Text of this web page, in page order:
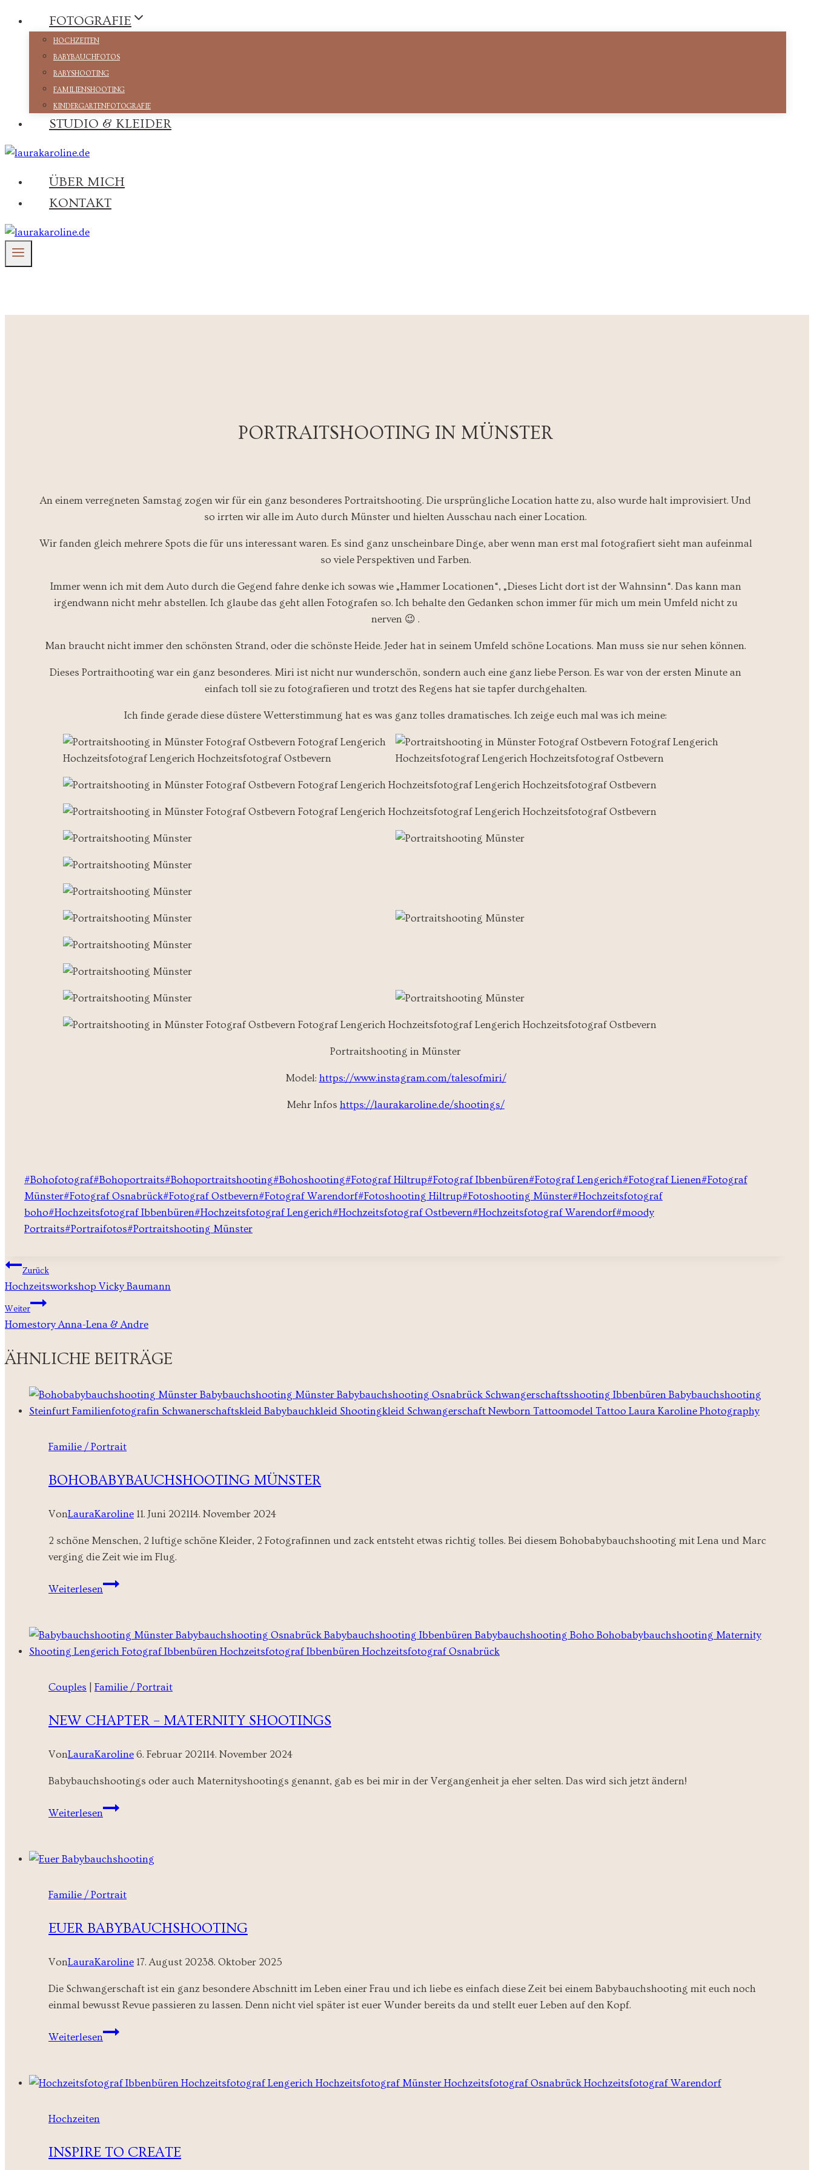
Zum
Inhalt
FOTOGRAFIE
HOCHZEITEN
BABYBAUCHFOTOS
BABYSHOOTING
FAMILIENSHOOTING
KINDERGARTENFOTOGRAFIE
STUDIO & KLEIDER
ÜBER MICH
KONTAKT
PORTRAITSHOOTING IN MÜNSTER
An einem verregneten Samstag zogen wir für ein ganz besonderes Portraitshooting. Die ursprüngliche Location hatte zu, also wurde halt improvisiert. Und
so irrten wir alle im Auto durch Münster und hielten Ausschau nach einer Location.
Wir fanden gleich mehrere Spots die für uns interessant waren. Es sind ganz unscheinbare Dinge, aber wenn man erst mal fotografiert sieht man aufeinmal
so viele Perspektiven und Farben.
Immer wenn ich mit dem Auto durch die Gegend fahre denke ich sowas wie „Hammer Locationen“, „Dieses Licht dort ist der Wahnsinn“. Das kann man
irgendwann nicht mehr abstellen. Ich glaube das geht allen Fotografen so. Ich behalte den Gedanken schon immer für mich um mein Umfeld nicht zu
nerven 😉 .
Man braucht nicht immer den schönsten Strand, oder die schönste Heide. Jeder hat in seinem Umfeld schöne Locations. Man muss sie nur sehen können.
Dieses Portraithooting war ein ganz besonderes. Miri ist nicht nur wunderschön, sondern auch eine ganz liebe Person. Es war von der ersten Minute an
einfach toll sie zu fotografieren und trotzt des Regens hat sie tapfer durchgehalten.
Ich finde gerade diese düstere Wetterstimmung hat es was ganz tolles dramatisches. Ich zeige euch mal was ich meine:
Portraitshooting in Münster
Model: https://www.instagram.com/talesofmiri/
Mehr Infos https://laurakaroline.de/shootings/
Schlagworte:
#Bohofotograf#Bohoportraits#Bohoportraitshooting#Bohoshooting#Fotograf Hiltrup#Fotograf Ibbenbüren#Fotograf Lengerich#Fotograf Lienen#Fotograf
Münster#Fotograf Osnabrück#Fotograf Ostbevern#Fotograf Warendorf#Fotoshooting Hiltrup#Fotoshooting Münster#Hochzeitsfotograf
boho#Hochzeitsfotograf Ibbenbüren#Hochzeitsfotograf Lengerich#Hochzeitsfotograf Ostbevern#Hochzeitsfotograf Warendorf#moody
Portraits#Portraifotos#Portraitshooting Münster
BEITRAGSNAVIGATION
Zurück
Hochzeitsworkshop Vicky Baumann
Weiter
Homestory Anna-Lena & Andre
ÄHNLICHE BEITRÄGE
Familie / Portrait
BOHOBABYBAUCHSHOOTING MÜNSTER
VonLauraKaroline 11. Juni 202114. November 2024
2 schöne Menschen, 2 luftige schöne Kleider, 2 Fotografinnen und zack entsteht etwas richtig tolles. Bei diesem Bohobabybauchshooting mit Lena und Marc
verging die Zeit wie im Flug.
Weiterlesen
Bohobabybauchshooting
Couples Familie / Portrait
NEW CHAPTER – MATERNITY SHOOTINGS
VonLauraKaroline 6. Februar 202114. November 2024
Babybauchshootings oder auch Maternityshootings genannt, gab es bei mir in der Vergangenheit ja eher selten. Das wird sich jetzt ändern!
Weiterlesen
New
Maternity
Familie / Portrait
EUER BABYBAUCHSHOOTING
VonLauraKaroline 17. August 20238. Oktober 2025
Die Schwangerschaft ist ein ganz besondere Abschnitt im Leben einer Frau und ich liebe es einfach diese Zeit bei einem Babybauchshooting mit euch noch
einmal bewusst Revue passieren zu lassen. Denn nicht viel später ist euer Wunder bereits da und stellt euer Leben auf den Kopf.
Weiterlesen
Euer
Hochzeiten
INSPIRE TO CREATE